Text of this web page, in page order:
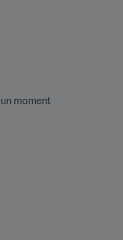
moment